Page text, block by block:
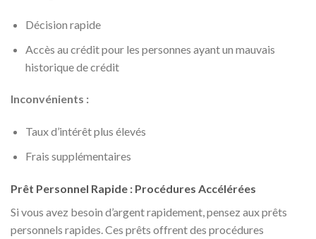
Décision rapide
Accès au crédit pour les personnes ayant un mauvais
historique de crédit
Inconvénients :
Taux d’intérêt plus élevés
Frais supplémentaires
Prêt Personnel Rapide : Procédures Accélérées
Si vous avez besoin d’argent rapidement, pensez aux prêts
personnels rapides. Ces prêts offrent des procédures